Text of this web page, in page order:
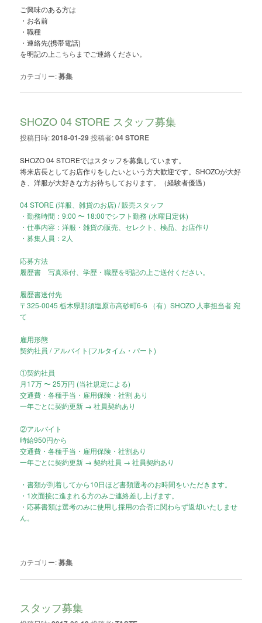
ご興味のある方は
・お名前
・職種
・連絡先(携帯電話)
を明記の上 こちら までご連絡ください。
カテゴリー:募集
SHOZO 04 STORE スタッフ募集
投稿日時:2018-01-29投稿者:04 STORE
SHOZO 04 STOREではスタッフを募集しています。
将来店長としてお店作りをしたいという方大歓迎です。SHOZOが大好
き、洋服が大好きな方お待ちしております。（経験者優遇）
04 STORE (洋服、雑貨のお店) / 販売スタッフ
・勤務時間：9:00 〜 18:00でシフト勤務 (水曜日定休)
・仕事内容：洋服・雑貨の販売、セレクト、検品、お店作り
・募集人員：2人
応募方法
履歴書 写真添付、学歴・職歴を明記の上ご送付ください。
履歴書送付先
〒325-0045 栃木県那須塩原市高砂町6-6 （有）SHOZO 人事担当者 宛
て
雇用形態
契約社員 / アルバイト(フルタイム・パート)
①契約社員
月17万 〜 25万円 (当社規定による)
交通費・各種手当・雇用保険・社割 あり
一年ごとに契約更新 → 社員契約あり
②アルバイト
時給950円から
交通費・各種手当・雇用保険・社割あり
一年ごとに契約更新 → 契約社員 → 社員契約あり
・書類が到着してから10日ほど書類選考のお時間をいただきます。
・1次面接に進まれる方のみご連絡差し上げます。
・応募書類は選考のみに使用し採用の合否に関わらず返却いたしませ
ん。
カテゴリー:募集
スタッフ募集